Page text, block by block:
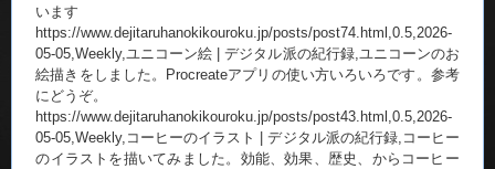
います
https://www.dejitaruhanokikouroku.jp/posts/post74.html,0.5,2026-
05-05,Weekly,ユニコーン絵 | デジタル派の紀行録,ユニコーンのお
絵描きをしました。Procreateアプリの使い方いろいろです。参考
にどうぞ。
https://www.dejitaruhanokikouroku.jp/posts/post43.html,0.5,2026-
05-05,Weekly,コーヒーのイラスト | デジタル派の紀行録,コーヒー
のイラストを描いてみました。効能、効果、歴史、からコーヒー